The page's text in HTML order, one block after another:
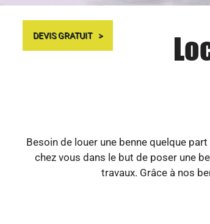
DEVIS GRATUIT
Besoin de louer une benne quelque
chez vous dans le but de poser une
travaux. Grâce à nos